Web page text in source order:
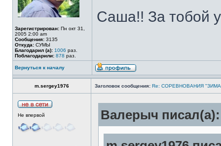
Зарегистрирован: Пн окт 31,
2005 2:00 am
Сообщения: 3135
Откуда: СУМЫ
Благодарил (а): 1006 раз.
Поблагодарили: 878 раз.
Саша!! За тобой
Вернуться к началу
m.sergey1976 Заголовок сообщения: Re: СОРЕВНОВАНИЯ
Не впервой Валерыч писал(а):